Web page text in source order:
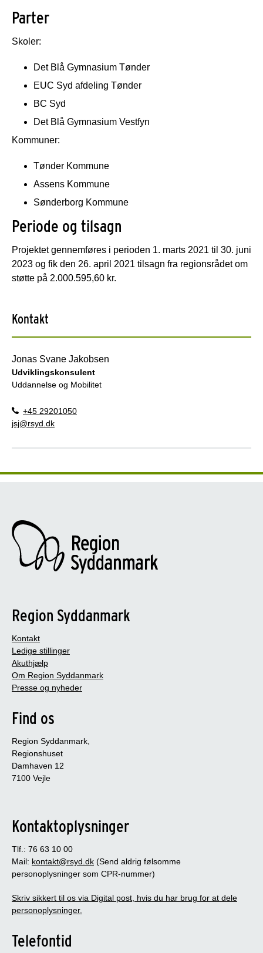
Parter
Skoler:
Det Blå Gymnasium Tønder
EUC Syd afdeling Tønder
BC Syd
Det Blå Gymnasium Vestfyn
Kommuner:
Tønder Kommune
Assens Kommune
Sønderborg Kommune
Periode og tilsagn
Projektet gennemføres i perioden 1. marts 2021 til 30. juni
2023 og fik den 26. april 2021 tilsagn fra regionsrådet om
støtte på 2.000.595,60 kr.
Kontakt
Jonas Svane Jakobsen
Udviklingskonsulent
Uddannelse og Mobilitet
+45 29201050
jsj@rsyd.dk
Region Syddanmark
Kontakt
Ledige stillinger
Akuthjælp
Om Region Syddanmark
Presse og nyheder
Find os
Region Syddanmark,
Regionshuset
Damhaven 12
7100 Vejle
Kontaktoplysninger
Tlf.: 76 63 10 00
Mail: kontakt@rsyd.dk (Send aldrig følsomme
personoplysninger som CPR-nummer)
Skriv sikkert til os via Digital post, hvis du har brug for at dele
personoplysninger.
Telefontid